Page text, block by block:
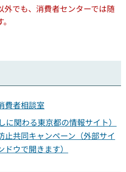
外でも、消費者センターでは随
費者相談室
に関わる東京都の情報サイト）
止共同キャンペーン（外部サイ
ウで開きます）